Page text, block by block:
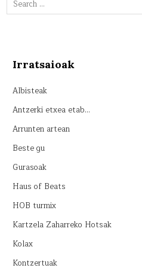
for:
Irratsaioak
Albisteak
Antzerki etxea etab…
Arrunten artean
Beste gu
Gurasoak
Haus of Beats
HOB turmix
Kartzela Zaharreko Hotsak
Kolax
Kontzertuak